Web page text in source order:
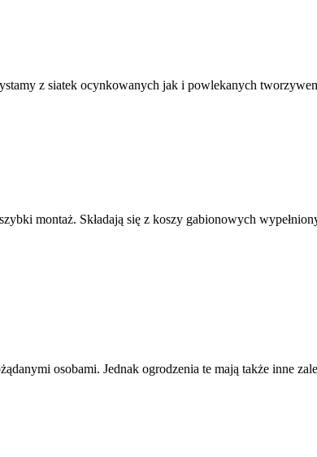
z siatek ocynkowanych jak i powlekanych
montaż. Składają się z koszy gabionowych
osobami. Jednak ogrodzenia te mają także inne